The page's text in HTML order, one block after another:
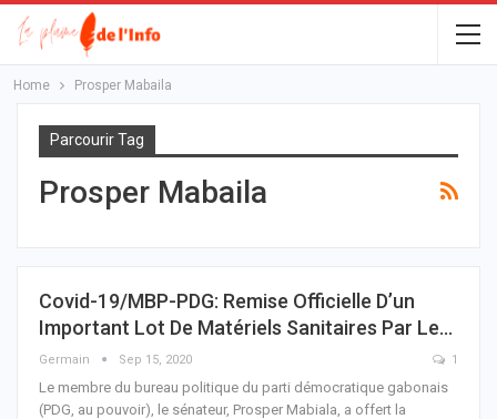
Home Prosper Mabaila
Parcourir Tag
Prosper Mabaila
Covid-19/MBP-PDG: Remise Officielle D’un
Important Lot De Matériels Sanitaires Par Le…
Germain Sep 15, 2020 1
Le membre du bureau politique du parti démocratique gabonais
(PDG, au pouvoir), le sénateur, Prosper Mabiala, a offert la